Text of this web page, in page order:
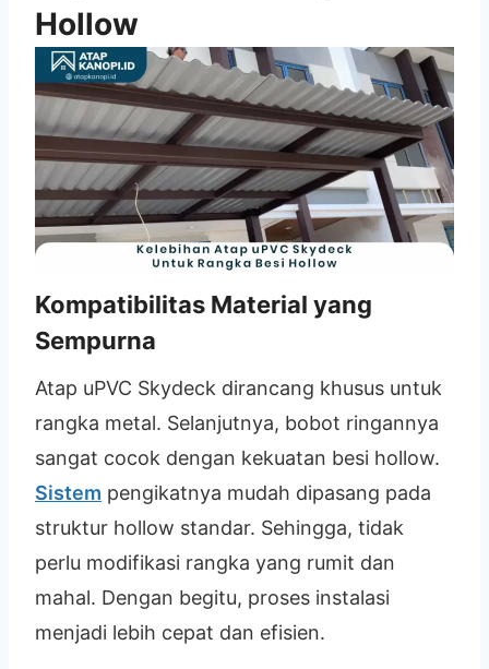
Hollow
Kompatibilitas Material yang
Sempurna
Atap uPVC Skydeck dirancang khusus untuk
rangka metal. Selanjutnya, bobot ringannya
sangat cocok dengan kekuatan besi hollow.
Sistem pengikatnya mudah dipasang pada
struktur hollow standar. Sehingga, tidak
perlu modifikasi rangka yang rumit dan
mahal. Dengan begitu, proses instalasi
menjadi lebih cepat dan efisien.